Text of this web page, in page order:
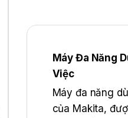
Máy Đa Năng
Việc
Máy đa năng
của Makita,